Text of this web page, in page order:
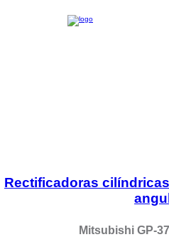
Rectificadoras
Mitsubishi GP-